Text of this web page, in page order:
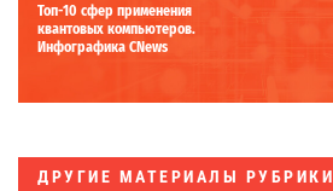
Топ-10 сфер применения
квантовых компьютеров.
Инфографика CNews
ДРУГИЕ МАТЕРИАЛЫ РУБРИКИ